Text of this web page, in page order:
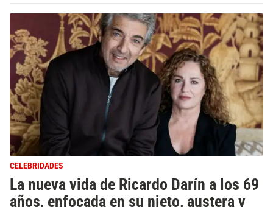
CELEBRIDADES
La nueva vida de Ricardo Darín a los 69
años, enfocada en su nieto, austera y